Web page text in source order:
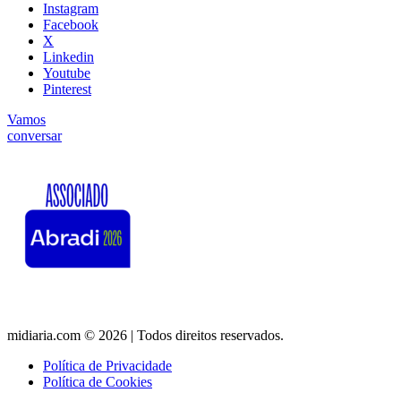
Instagram
Facebook
X
Linkedin
Youtube
Pinterest
Vamos
conversar
midiaria.com © 2026 | Todos direitos reservados.
Política de Privacidade
Política de Cookies